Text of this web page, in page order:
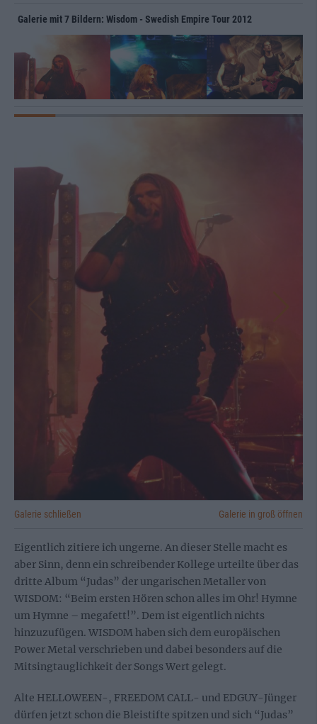
Galerie mit 7 Bildern: Wisdom - Swedish Empire Tour 2012
Galerie schließen Galerie in groß öffnen
Eigentlich zitiere ich ungerne. An dieser Stelle macht es
aber Sinn, denn ein schreibender Kollege urteilte über das
dritte Album “Judas” der ungarischen Metaller von
WISDOM: “Beim ersten Hören schon alles im Ohr! Hymne
um Hymne – megafett!”. Dem ist eigentlich nichts
hinzuzufügen. WISDOM haben sich dem europäischen
Power Metal verschrieben und dabei besonders auf die
Mitsingtauglichkeit der Songs Wert gelegt.
Alte HELLOWEEN-, FREEDOM CALL- und EDGUY-Jünger
dürfen jetzt schon die Bleistifte spitzen und sich “Judas”